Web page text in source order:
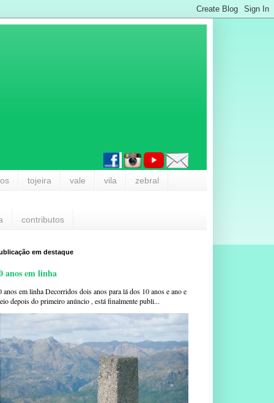
tojeira vale vila zebral
contributos
em destaque
anos em linha
anos em linha Decorridos dois anos para lá dos 10 anos e ano e
depois do primeiro anúncio , está finalmente publi...